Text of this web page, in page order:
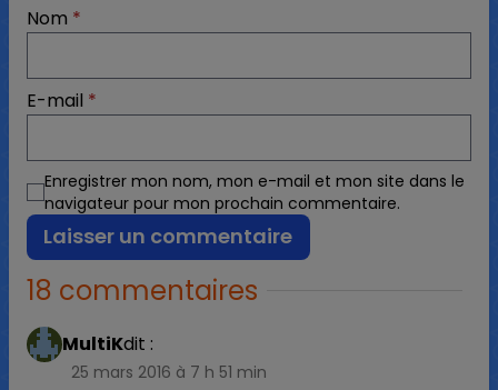
Nom *
E-mail *
Enregistrer mon nom, mon e-mail et mon site dans le
navigateur pour mon prochain commentaire.
18 commentaires
MultiKdit :
25 mars 2016 à 7 h 51 min